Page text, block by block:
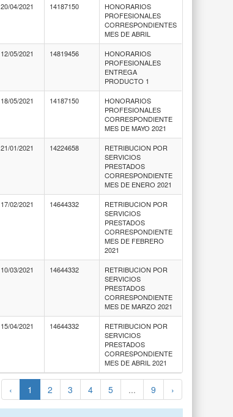
20/04/2021 14187150
HONORARIOS
PROFESIONALES
CORRESPONDIENTES
MES DE ABRIL
12/05/2021 14819456
HONORARIOS
PROFESIONALES
ENTREGA
PRODUCTO 1
18/05/2021 14187150
HONORARIOS
PROFESIONALES
CORRESPONDIENTE
MES DE MAYO 2021
21/01/2021 14224658
RETRIBUCION POR
SERVICIOS
PRESTADOS
CORRESPONDIENTE
MES DE ENERO 2021
17/02/2021 14644332
RETRIBUCION POR
SERVICIOS
PRESTADOS
CORRESPONDIENTE
MES DE FEBRERO
2021
10/03/2021 14644332
RETRIBUCION POR
SERVICIOS
PRESTADOS
CORRESPONDIENTE
MES DE MARZO 2021
15/04/2021 14644332
RETRIBUCION POR
SERVICIOS
PRESTADOS
CORRESPONDIENTE
MES DE ABRIL 2021
‹ 1 2 3 4 5 ... 9 ›